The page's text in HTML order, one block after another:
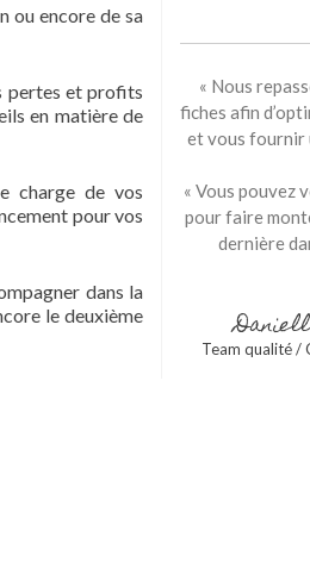
ou encore de sa
pertes et profits
en matière de
charge de vos
pour vos
dans la
le deuxième
« Nous
fiches afin
et vous fournir
« Vous pouvez
pour faire
dernière
Team qualité /